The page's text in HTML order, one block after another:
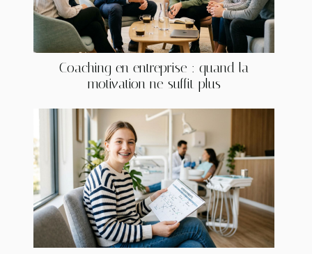
Coaching en entreprise : quand la
motivation ne suffit plus